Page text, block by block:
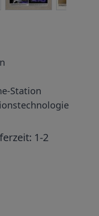
Station
1-2